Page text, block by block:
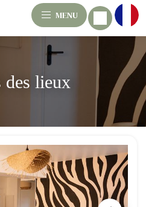
MENU
des lieux